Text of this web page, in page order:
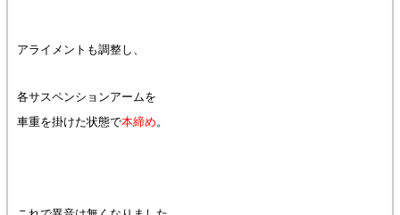
アライメントも調整し、
各サスペンションアームを
車重を掛けた状態で本締め。